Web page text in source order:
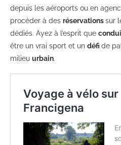
depuis les aéroports ou en
procéder à des réservationssur
dédiés. Ayez à l’esprit que
être un vrai sport et un défi de
milieu urbain.